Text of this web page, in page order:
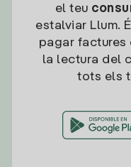
el teu
estalviar Llum.
pagar factures
la lectura del
tots els